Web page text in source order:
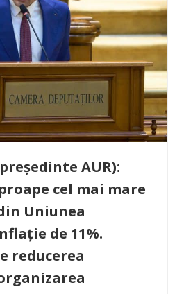
AUR):
cel mai mare
Uniunea
de 11%.
reducerea